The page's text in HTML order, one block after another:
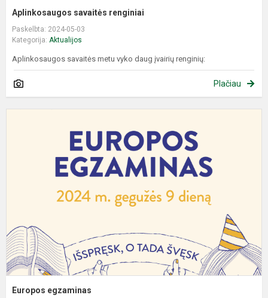
Aplinkosaugos savaitės renginiai
Paskelbta: 2024-05-03
Kategorija: Aktualijos
Aplinkosaugos savaitės metu vyko daug įvairių renginių:
Plačiau
Europos egzaminas